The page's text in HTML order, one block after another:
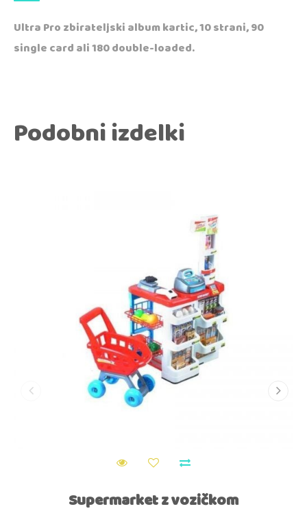
Ultra Pro zbirateljski album kartic, 10 strani, 90
single card ali 180 double-loaded.
Podobni izdelki
Supermarket z vozičkom